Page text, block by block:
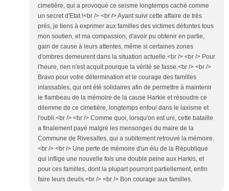
cimetière, qui a provoqué ce seisme longtemps caché comme
un secret d'Etat !<br /> <br /> Ayant suivi cette affaire de très
prés, je tiens à exprimer aux familles des victimes défuntes tous
mon soutien, et ma compassion, d'avoir pu obtenir en partie,
gain de cause à leurs attentes, même si certaines zones
d'ombres demeurent dans la situation actuelle.<br /> <br /> Pour
l'heure, rien n'est acquit pourque la vérité se fasse.<br /> <br />
Bravo pour votre détermination et le courage des familles
inlassables, qui ont été solidaires afin de permettre à maintenir
le flambeau de la mémoire de la cause Harkie et résoudre ce
dilemme de ce cimetière, longtemps enfoui dans le laxisme et
l'oubli.<br /> <br /> Comme quoi, lorsqu'on est uni, cette bataille
a finalement payé malgré les mensonges du maire de la
Commune de Rivesaltes, qui a subitement retrouvé la mémoire.
<br /> <br /> Une perte de mémoire d'un élu de la République
qui inflige une nouvelle fois une double peine aux Harkis, et
pour ces familles, dont la plupart pourront partiellement, enfin
faire leurs deuils.<br /> <br /> Bon courage aux familles.